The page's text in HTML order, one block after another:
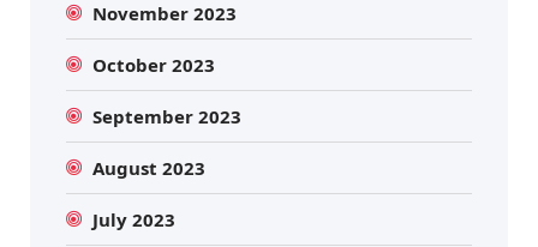
November 2023
October 2023
September 2023
August 2023
July 2023